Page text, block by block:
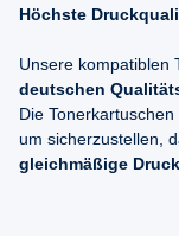
Höchste
Unsere kompatiblen
deutschen
Die
um sicherzustellen,
gleichmäßige